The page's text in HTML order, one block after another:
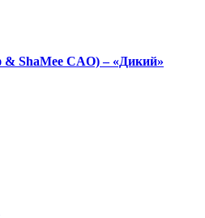
ShaMee CAO) – «Дикий»